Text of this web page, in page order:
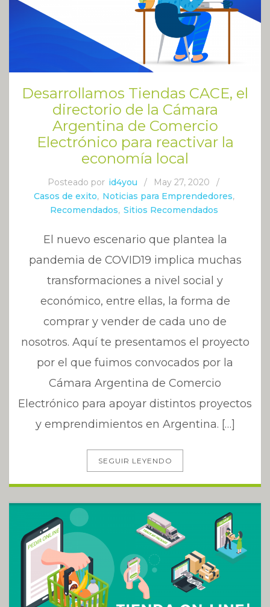
Desarrollamos Tiendas CACE, el
directorio de la Cámara
Argentina de Comercio
Electrónico para reactivar la
economía local
Posteado por id4you / May 27, 2020
/
Casos de exito, Noticias para Emprendedores,
Recomendados, Sitios Recomendados
El nuevo escenario que plantea la
pandemia de COVID19 implica muchas
transformaciones a nivel social y
económico, entre ellas, la forma de
comprar y vender de cada uno de
nosotros. Aquí te presentamos el proyecto
por el que fuimos convocados por la
Cámara Argentina de Comercio
Electrónico para apoyar distintos proyectos
y emprendimientos en Argentina. […]
SEGUIR LEYENDO